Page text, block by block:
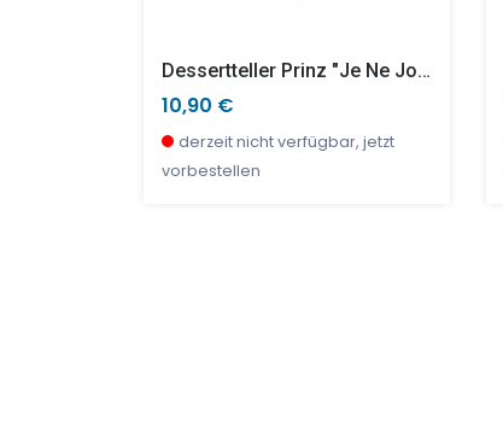
Dessertteller Prinz "Je Ne Joue Pas..."
10,90 €
derzeit nicht verfügbar, jetzt
vorbestellen